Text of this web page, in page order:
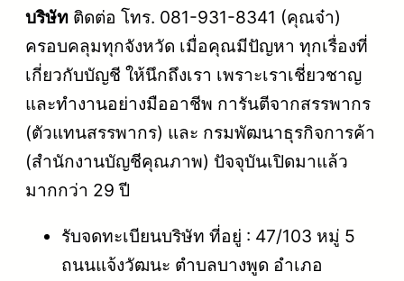
บริษัท ติดต่อ โทร. 081-931-8341 (คุณจ๋า)
ครอบคลุมทุกจังหวัด เมื่อคุณมีปัญหา ทุกเรื่องที่
เกี่ยวกับบัญชี ให้นึกถึงเรา เพราะเราเชี่ยวชาญ
และทำงานอย่างมืออาชีพ การันตีจากสรรพากร
(ตัวแทนสรรพากร) และ กรมพัฒนาธุรกิจการค้า
(สำนักงานบัญชีคุณภาพ) ปัจจุบันเปิดมาแล้ว
มากกว่า 29 ปี
รับจดทะเบียนบริษัท ที่อยู่ : 47/103 หมู่ 5
ถนนแจ้งวัฒนะ ตำบลบางพูด อำเภอ